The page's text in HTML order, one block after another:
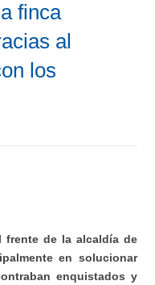
finca
al
los
frente de la alcaldía de
en solucionar
enquistados y